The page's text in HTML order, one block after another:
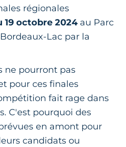
régionales
19 octobre 2024au Parc
Lac par la
ne pourront pas
pour ces finales
fait rage dans
C'est pourquoi des
en amont pour
candidats ou